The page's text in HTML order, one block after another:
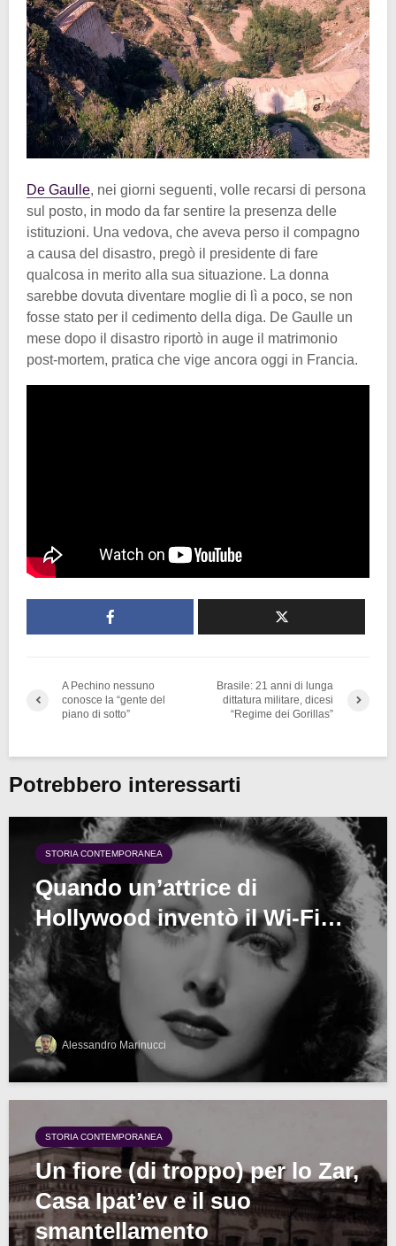
De Gaulle, nei giorni seguenti, volle recarsi di persona
sul posto, in modo da far sentire la presenza delle
istituzioni. Una vedova, che aveva perso il compagno
a causa del disastro, pregò il presidente di fare
qualcosa in merito alla sua situazione. La donna
sarebbe dovuta diventare moglie di lì a poco, se non
fosse stato per il cedimento della diga. De Gaulle un
mese dopo il disastro riportò in auge il matrimonio
post-mortem, pratica che vige ancora oggi in Francia.
A Pechino nessuno
conosce la “gente del
piano di sotto”
Brasile: 21 anni di lunga
dittatura militare, dicesi
“Regime dei Gorillas”
Potrebbero interessarti
STORIA CONTEMPORANEA
Quando un’attrice di
Hollywood inventò il Wi-Fi…
Alessandro Marinucci
STORIA CONTEMPORANEA
Un fiore (di troppo) per lo Zar,
Casa Ipat’ev e il suo
smantellamento